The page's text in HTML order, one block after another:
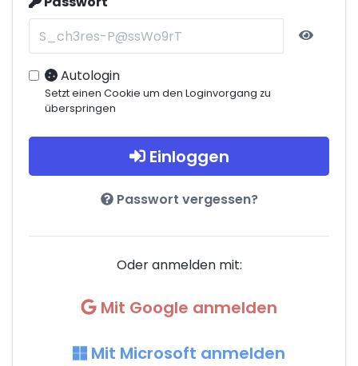
Autologin
Setzt einen Cookie um den Loginvorgang zu
überspringen
Einloggen
Passwort vergessen?
Oder anmelden mit:
Mit Google anmelden
Mit Microsoft anmelden